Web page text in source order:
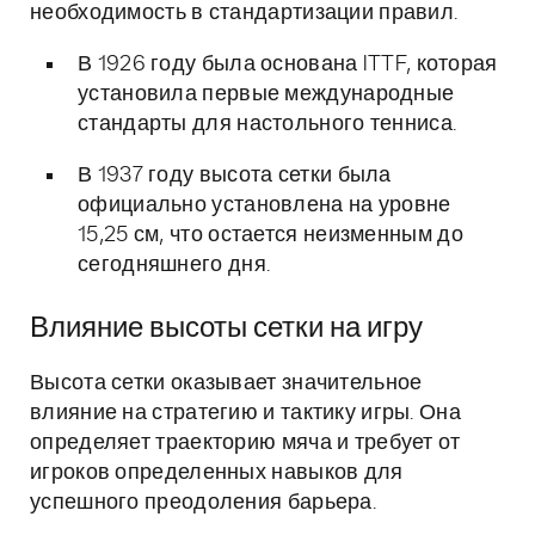
необходимость в стандартизации правил.
В 1926 году была основана ITTF, которая
установила первые международные
стандарты для настольного тенниса.
В 1937 году высота сетки была
официально установлена на уровне
15,25 см, что остается неизменным до
сегодняшнего дня.
Влияние высоты сетки на игру
Высота сетки оказывает значительное
влияние на стратегию и тактику игры. Она
определяет траекторию мяча и требует от
игроков определенных навыков для
успешного преодоления барьера.